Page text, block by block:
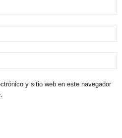
y sitio web en este navegador